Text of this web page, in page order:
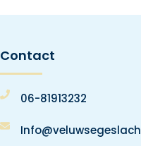
Contact
06-81913232